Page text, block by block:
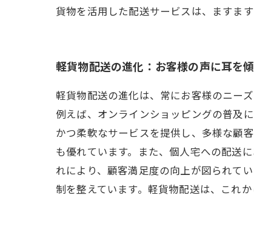
貨物を活用した配送サービスは、ますま
軽貨物配送の進化：お客様の声に耳を
軽貨物配送の進化は、常にお客様のニー
例えば、オンラインショッピングの普及
かつ柔軟なサービスを提供し、多様な顧
も優れています。また、個人宅への配送
れにより、顧客満足度の向上が図られて
制を整えています。軽貨物配送は、これ